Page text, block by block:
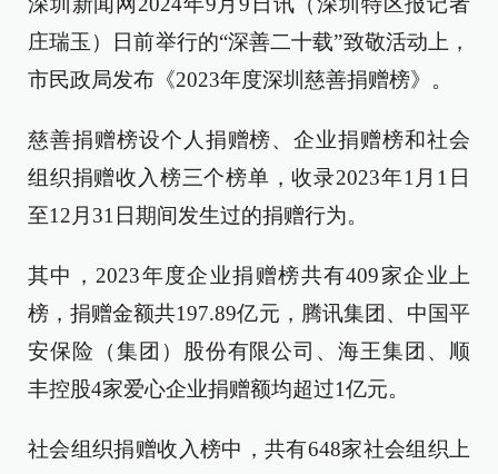
庄瑞玉）日前举行的“深善二十载”致敬活动上，
市民政局发布《2023年度深圳慈善捐赠榜》。
慈善捐赠榜设个人捐赠榜、企业捐赠榜和社会
组织捐赠收入榜三个榜单，收录2023年1月1日
至12月31日期间发生过的捐赠行为。
其中，2023年度企业捐赠榜共有409家企业上
榜，捐赠金额共197.89亿元，腾讯集团、中国平
安保险（集团）股份有限公司、海王集团、顺
丰控股4家爱心企业捐赠额均超过1亿元。
社会组织捐赠收入榜中，共有648家社会组织上